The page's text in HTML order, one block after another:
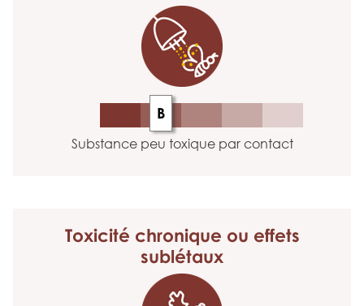
B
Substance peu toxique par contact
Toxicité chronique ou effets
sublétaux